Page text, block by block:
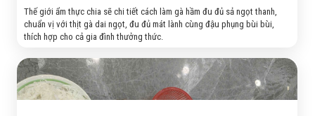
Thế giới ẩm thực chia sẽ chi tiết cách làm gà hầm đu đủ sả ngọt thanh,
chuẩn vị với thịt gà dai ngọt, đu đủ mát lành cùng đậu phụng bùi bùi,
thích hợp cho cả gia đình thưởng thức.